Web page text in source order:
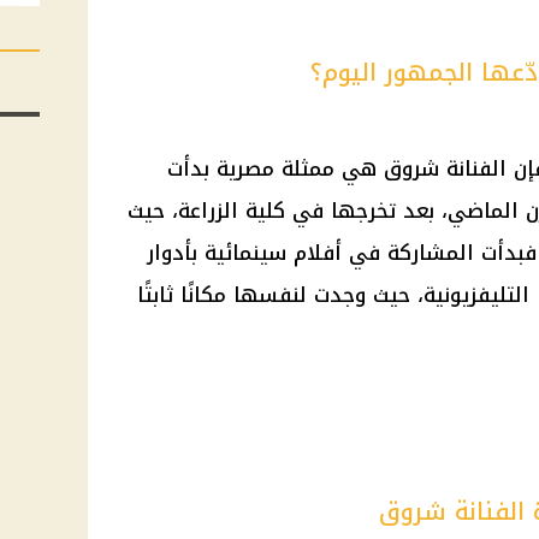
الجمهور اليوم؟
الفنانة شروق هي ممثلة مصرية بدأت
الماضي، بعد تخرجها في كلية الزراعة، حيث
المشاركة في أفلام سينمائية بأدوار
حيث وجدت لنفسها مكانًا ثابتًا
الفنانة شروق